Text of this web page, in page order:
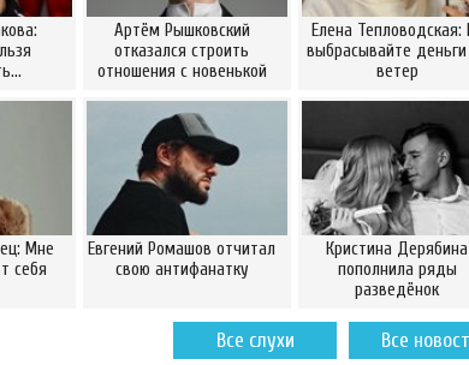
Артём Рышковский
отказался строить
отношения с новенькой
Елена Тепловодская:
выбрасывайте деньги
ветер
Мне
себя
Евгений Ромашов отчитал
свою антифанатку
Кристина Дерябина
пополнила ряды
разведёнок
Все
Все слухи